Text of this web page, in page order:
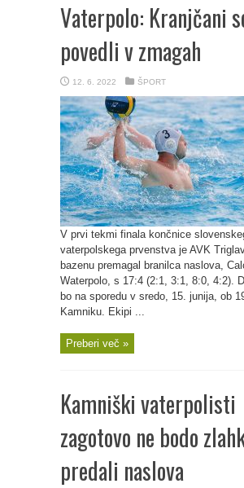
Vaterpolo: Kranjčani
povedli v zmagah
12. 6. 2022 ŠPORT
V prvi tekmi finala končnice
vaterpolskega prvenstva je AVK
bazenu premagal branilca naslova,
Waterpolo, s 17:4 (2:1, 3:1, 8:0, 4:2).
bo na sporedu v sredo, 15. junija, ob
Kamniku. Ekipi ...
Preberi več »
Kamniški vaterpolisti
zagotovo ne bodo
predali naslova